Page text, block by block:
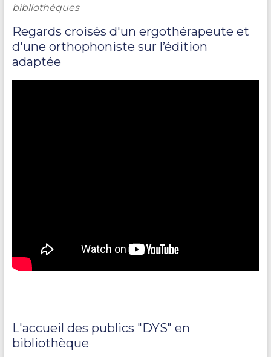
bibliothèques
Regards croisés d'un ergothérapeute et
d'une orthophoniste sur l’édition
adaptée
L'accueil des publics "DYS" en
bibliothèque